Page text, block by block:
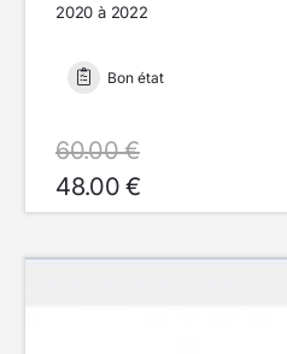
2020 à 2022
Bon état
60.00 €
48.00 €